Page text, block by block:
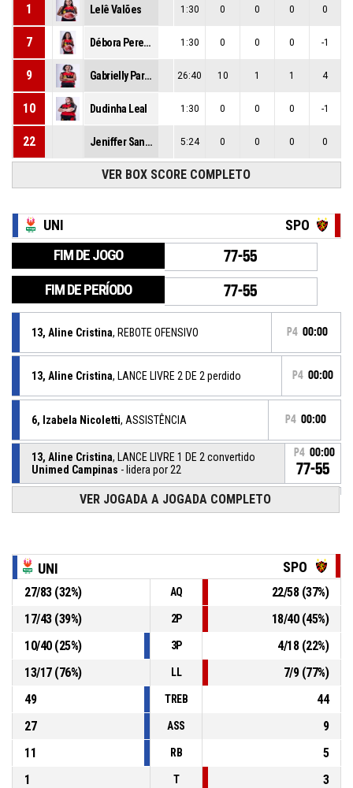
1 Lelê Valões 1:30 0 0 0 0
7 Débora Pereira 1:30 0 0 0 -1
9 Gabrielly Parro 26:40 10 1 1 4
10 Dudinha Leal 1:30 0 0 0 -1
22 Jeniffer Santana 5:24 0 0 0 0
VER BOX SCORE COMPLETO
UNI SPO
FIM DE JOGO 77-55
FIM DE PERÍODO 77-55
13, Aline Cristina, REBOTE OFENSIVO P4 00:00
13, Aline Cristina, LANCE LIVRE 2 DE 2 perdido P4 00:00
6, Izabela Nicoletti, ASSISTÊNCIA P4 00:00
13, Aline Cristina, LANCE LIVRE 1 DE 2 convertido
Unimed Campinas - lidera por 22
P4 00:00
77-55
13, Aline Cristina, FALTA RECEBIDA
1, Lelê Valões, FALTA PESSOAL
6, Izabela Nicoletti , REBOTE DEFENSIVO P4 00:07
00:10
BASKETBALL_ACTION_3PT_JUMPSHOT perdido
VER JOGADA A JOGADA COMPLETO
UNI SPO
27/83(32%) AQ 22/58(37%)
17/43(39%) 2P 18/40(45%)
10/40(25%) 3P 4/18(22%)
13/17(76%) LL 7/9(77%)
49
TREB
44
27
ASS
9
11
RB
5
1
T
3